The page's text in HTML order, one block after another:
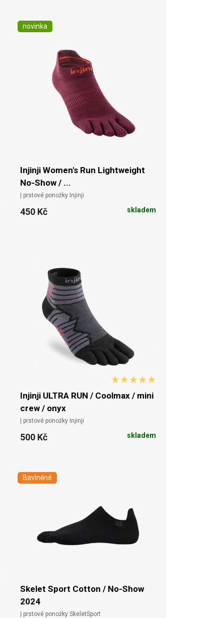
novinka
Injinji Women's Run Lightweight
No-Show / ...
| prstové ponožky Injinji
450 Kč skladem
Injinji ULTRA RUN / Coolmax / mini
crew / onyx
| prstové ponožky Injinji
500 Kč skladem
Bavlněné
Skelet Sport Cotton / No-Show
2024
| prstové ponožky SkeletSport